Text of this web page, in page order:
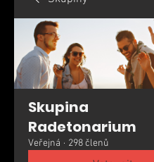
Skupina
Radetonarium
Veřejná · 298 členů